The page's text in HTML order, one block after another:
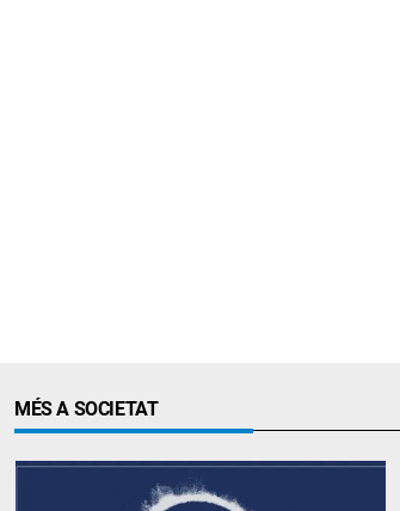
MÉS A SOCIETAT